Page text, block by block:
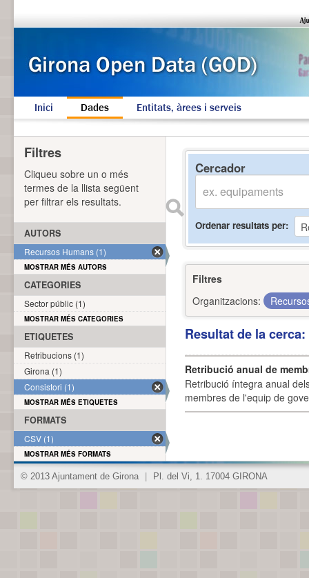
Inici Dades Entitats, àrees i serveis
Cercador
Ordenar resultats per
Filtres
Organitzacions:
Resultat de la
Retribució anual de
Retribució íntegra anual
membres de l'equip de
Filtres
Cliqueu sobre un o més
termes de la llista següent
per filtrar els resultats.
AUTORS
Recursos Humans (1)
MOSTRAR MÉS AUTORS
CATEGORIES
Sector públic (1)
MOSTRAR MÉS CATEGORIES
ETIQUETES
Retribucions (1)
Girona (1)
Consistori (1)
MOSTRAR MÉS ETIQUETES
FORMATS
CSV (1)
MOSTRAR MÉS FORMATS
© 2013 Ajuntament de Girona Pl. del Vi, 1. 17004 GIRONA